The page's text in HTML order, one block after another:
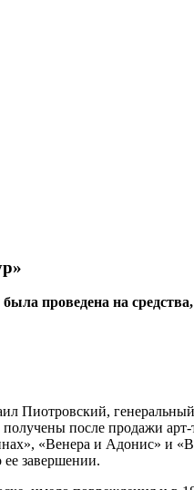
проведена на
Пиотровский,
после продажи
«Венера и Адонис» и
завершении.